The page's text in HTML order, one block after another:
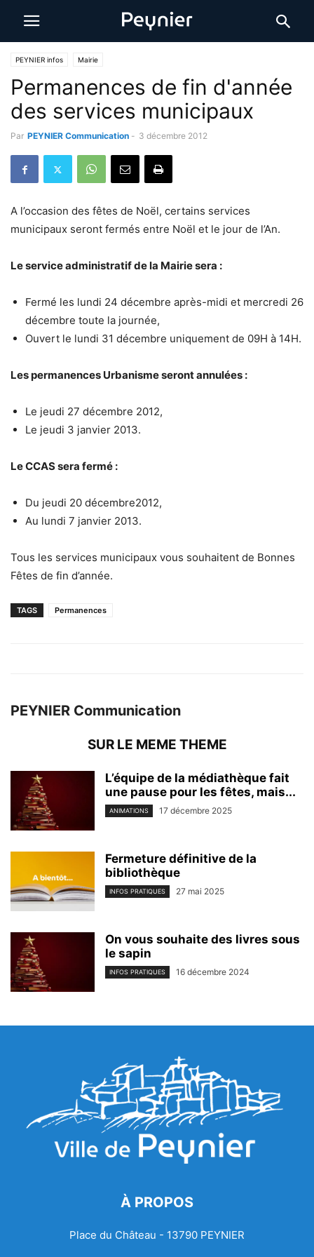
PEYNIER infos Mairie
Permanences de fin d'année
des services municipaux
Par PEYNIER Communication - 3 décembre 2012
A l’occasion des fêtes de Noël, certains services
municipaux seront fermés entre Noël et le jour de l’An.
Le service administratif de la Mairie sera :
Fermé les lundi 24 décembre après-midi et mercredi 26
décembre toute la journée,
Ouvert le lundi 31 décembre uniquement de 09H à 14H.
Les permanences Urbanisme seront annulées :
Le jeudi 27 décembre 2012,
Le jeudi 3 janvier 2013.
Le CCAS sera fermé :
Du jeudi 20 décembre2012,
Au lundi 7 janvier 2013.
Tous les services municipaux vous souhaitent de Bonnes
Fêtes de fin d’année.
TAGS Permanences
PEYNIER Communication
SUR LE MEME THEME
L’équipe de la médiathèque fait
une pause pour les fêtes, mais...
ANIMATIONS 17 décembre 2025
Fermeture définitive de la
bibliothèque
INFOS PRATIQUES 27 mai 2025
On vous souhaite des livres sous
le sapin
INFOS PRATIQUES 16 décembre 2024
À PROPOS
Place du Château - 13790 PEYNIER